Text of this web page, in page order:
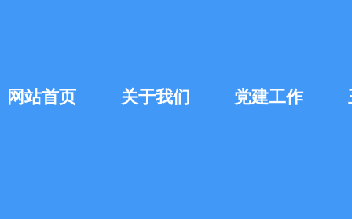
网站首页 关于我们 党建工作